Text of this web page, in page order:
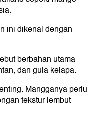
ini dikenal dengan
berbahan utama
dan gula kelapa.
Mangganya perlu
tekstur lembut